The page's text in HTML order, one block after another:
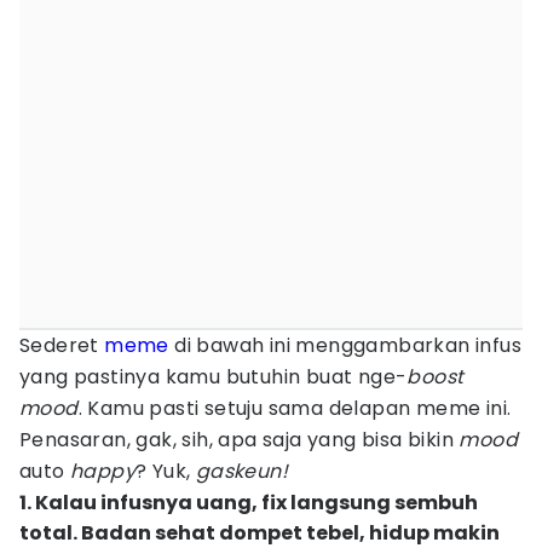
Sederet meme di bawah ini menggambarkan infus
yang pastinya kamu butuhin buat nge-boost
mood. Kamu pasti setuju sama delapan meme ini.
Penasaran, gak, sih, apa saja yang bisa bikin mood
auto happy? Yuk, gaskeun!
1. Kalau infusnya uang, fix langsung sembuh
total. Badan sehat dompet tebel, hidup makin